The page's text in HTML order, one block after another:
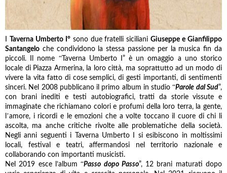
Taverna Umberto I°sono due fratelli sicilianiGiuseppe e Gianfilippo
Santangelo che condividono la stessa passione per la musica fin da
piccoli. Il nome “Taverna Umberto I” è un omaggio a uno storico
locale di Piazza Armerina, la loro città, ma soprattutto ad un modo di
vivere la vita fatto di cose semplici, di gesti importanti, di sentimenti
sinceri. Nel 2008 pubblicano il primo album in studio“Parole dal Sud”,
con brani inediti e testi autobiografici, tratti da storie vissute e
immaginate che richiamano colori e profumi della loro terra, la gente,
’amore, i ricordi e le emozioni che a volte toccano il cuore di chi li
ascolta, ma anche critiche rivolte alle problematiche della società.
Negli anni seguenti i Taverna Umberto I si esibiscono in moltissimi
locali, festival e teatri, affermandosi nel territorio nazionale e
collaborando con importanti musicisti.
Nel 2019 esce l’album“Passo dopo Passo”, 12 brani maturati dopo